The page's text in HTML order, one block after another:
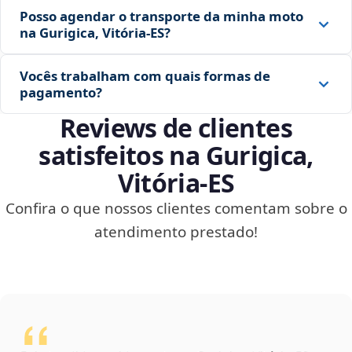
Posso agendar o transporte da minha moto
na Gurigica, Vitória‑ES?
Vocês trabalham com quais formas de
pagamento?
Reviews de clientes
satisfeitos na Gurigica,
Vitória‑ES
Confira o que nossos clientes comentam sobre o
atendimento prestado!